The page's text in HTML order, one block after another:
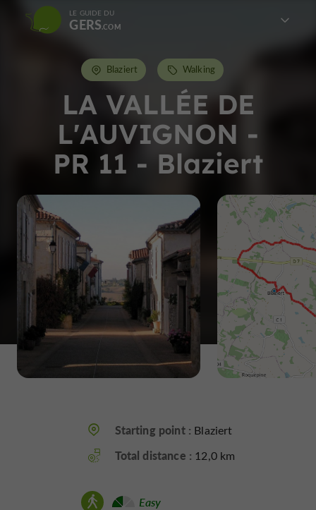
LE GUIDE DU
GERS
LA VALLÉE DE
L'AUVIGNON -
PR 11 - Blaziert
Blaziert Walking
Starting point : Blaziert
Total distance : 12,0 km
Easy